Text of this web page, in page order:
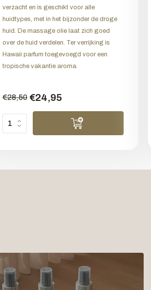
verzacht en is geschikt voor alle
huidtypes, met in het bijzonder de droge
huid. De massage olie laat zich goed
over de huid verdelen. Ter verrijking is
Hawaii parfum toegevoegd voor een
tropische vakantie aroma.
€28,50 €24,95